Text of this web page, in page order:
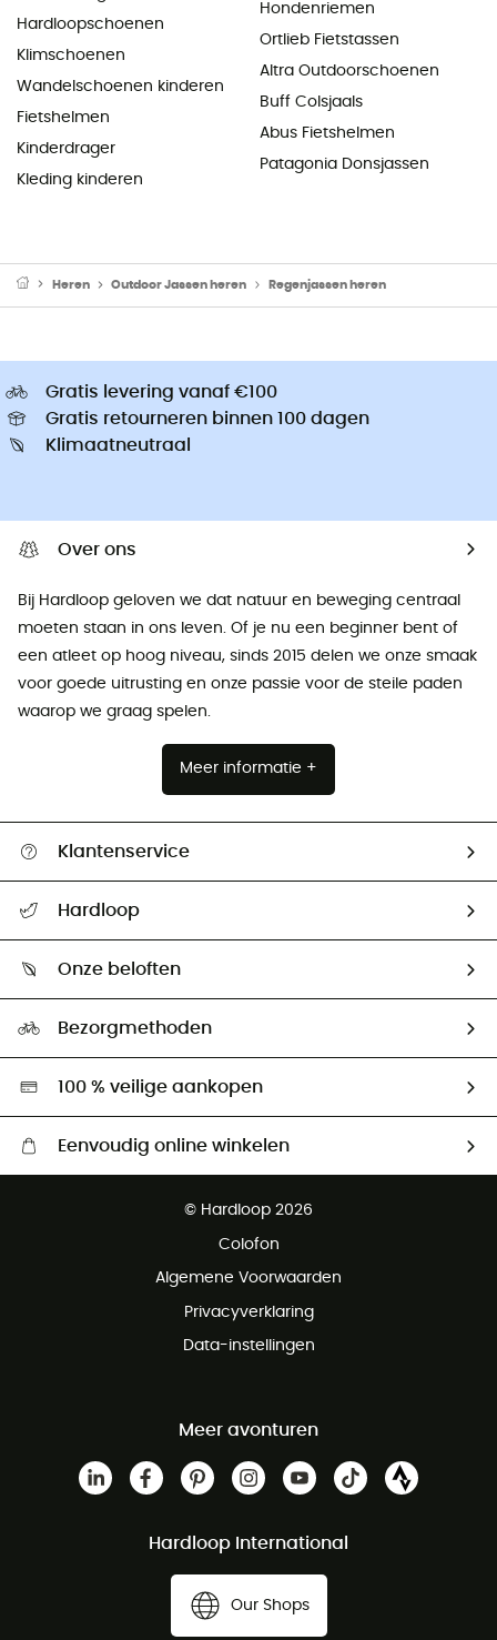
Hardloopschoenen
Klimschoenen
Wandelschoenen kinderen
Fietshelmen
Kinderdrager
Kleding kinderen
Hondenriemen
Ortlieb Fietstassen
Altra Outdoorschoenen
Buff Colsjaals
Abus Fietshelmen
Patagonia Donsjassen
Heren Outdoor Jassen heren Regenjassen heren
Gratis levering vanaf €100
Gratis retourneren binnen 100 dagen
Klimaatneutraal
Over ons
Bij Hardloop geloven we dat natuur en beweging centraal
moeten staan ​​in ons leven. Of je nu een beginner bent of
een atleet op hoog niveau, sinds 2015 delen we onze smaak
voor goede uitrusting en onze passie voor de steile paden
waarop we graag spelen.
Meer informatie +
Klantenservice
Mijn zending volgen
Retourzendingen & Terugbetalingen
Hardloop
Ambassadeurs
Onze beloften
Hardgreen
Bezorgmethoden
100 % veilige aankopen
Eenvoudig online winkelen
Gratis retourneren binnen 100 dagen
© Hardloop 2026
Colofon
Algemene Voorwaarden
Privacyverklaring
Data-instellingen
Meer avonturen
Hardloop International
Our Shops